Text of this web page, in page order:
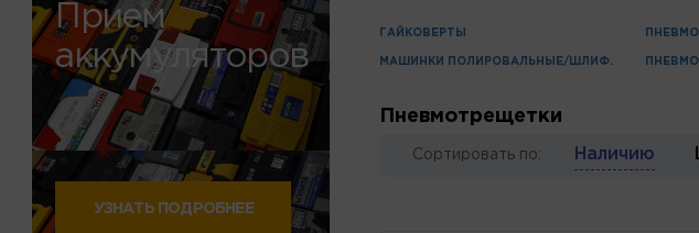
Прием
аккумуляторов
УЗНАТЬ ПОДРОБНЕЕ
ГАЙКОВЕРТЫ
МАШИНКИ ПОЛИРОВАЛЬНЫЕ/ШЛИФ.
Пневмотрещетки
Сортировать по: Наличию